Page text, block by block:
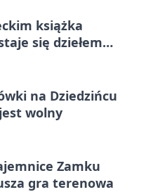
książka
się dziełem
na Dziedzińcu
wolny
Zamku
gra terenowa